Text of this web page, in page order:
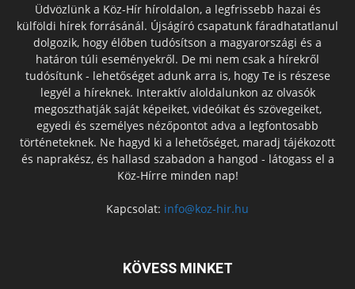
Üdvözlünk a Köz-Hír híroldalon, a legfrissebb hazai és
külföldi hírek forrásánál. Újságíró csapatunk fáradhatatlanul
dolgozik, hogy élőben tudósítson a magyarországi és a
határon túli eseményekről. De mi nem csak a hírekről
tudósítunk - lehetőséget adunk arra is, hogy Te is részese
legyél a híreknek. Interaktív aloldalunkon az olvasók
megoszthatják saját képeiket, videóikat és szövegeiket,
egyedi és személyes nézőpontot adva a legfontosabb
történeteknek. Ne hagyd ki a lehetőséget, maradj tájékozott
és naprakész, és hallasd szabadon a hangod - látogass el a
Köz-Hírre minden nap!
Kapcsolat: info@koz-hir.hu
KÖVESS MINKET